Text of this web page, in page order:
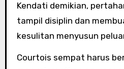
Kendati demikian,
tampil disiplin dan
kesulitan menyusun
Courtois sempat harus